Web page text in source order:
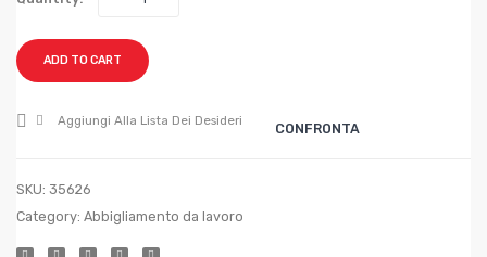
ADD TO CART
Aggiungi Alla Lista Dei Desideri CONFRONTA
SKU: 35626
Category: Abbigliamento da lavoro